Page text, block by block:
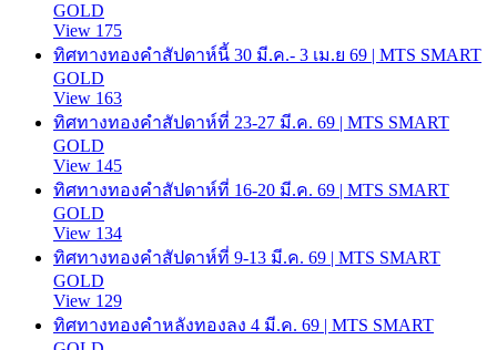
GOLD
View 175
ทิศทางทองคำสัปดาห์นี้ 30 มี.ค.- 3 เม.ย 69 | MTS SMART
GOLD
View 163
ทิศทางทองคำสัปดาห์ที่ 23-27 มี.ค. 69 | MTS SMART
GOLD
View 145
ทิศทางทองคำสัปดาห์ที่ 16-20 มี.ค. 69 | MTS SMART
GOLD
View 134
ทิศทางทองคำสัปดาห์ที่ 9-13 มี.ค. 69 | MTS SMART
GOLD
View 129
ทิศทางทองคำหลังทองลง 4 มี.ค. 69 | MTS SMART